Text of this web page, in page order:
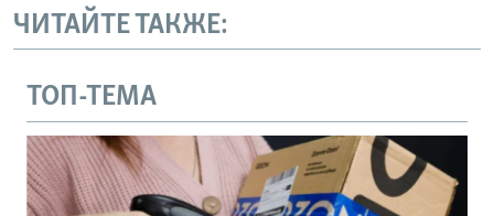
ЧИТАЙТЕ ТАКЖЕ:
ТОП-ТЕМА